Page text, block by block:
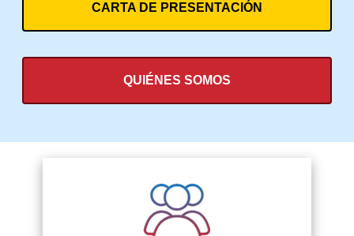
CARTA DE PRESENTACIÓN
QUIÉNES SOMOS